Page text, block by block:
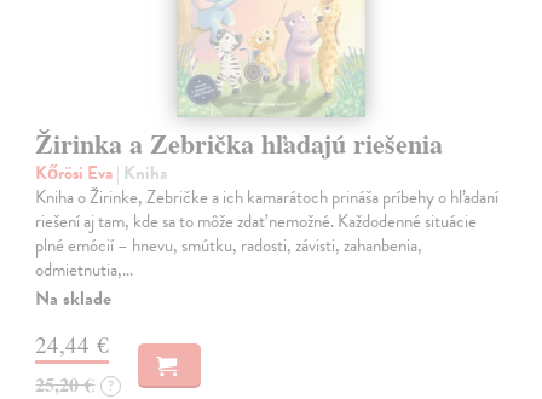
Žirinka a Zebrička hľadajú riešenia
Kőrösi Eva| Kniha
Kniha o Žirinke, Zebričke a ich kamarátoch prináša príbehy o hľadaní
riešení aj tam, kde sa to môže zdať nemožné. Každodenné situácie
plné emócií – hnevu, smútku, radosti, závisti, zahanbenia,
odmietnutia,…
Na sklade
24,44 €
25,20 € ?